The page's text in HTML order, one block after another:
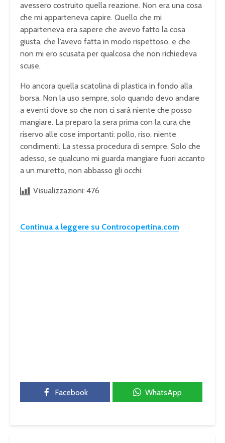
avessero costruito quella reazione. Non era una cosa
che mi apparteneva capire. Quello che mi
apparteneva era sapere che avevo fatto la cosa
giusta, che l’avevo fatta in modo rispettoso, e che
non mi ero scusata per qualcosa che non richiedeva
scuse.
Ho ancora quella scatolina di plastica in fondo alla
borsa. Non la uso sempre, solo quando devo andare
a eventi dove so che non ci sarà niente che posso
mangiare. La preparo la sera prima con la cura che
riservo alle cose importanti: pollo, riso, niente
condimenti. La stessa procedura di sempre. Solo che
adesso, se qualcuno mi guarda mangiare fuori accanto
a un muretto, non abbasso gli occhi.
Visualizzazioni: 476
Continua a leggere su Controcopertina.com
Facebook WhatsApp